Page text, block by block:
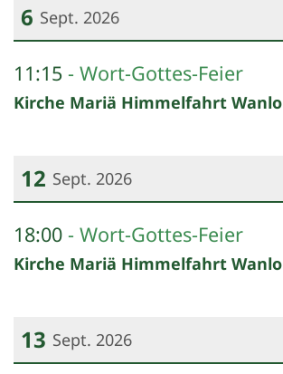
6 Sept. 2026
11:15 Wort-Gottes-Feier
Kirche Mariä Himmelfahrt Wanlo
12 Sept. 2026
18:00 Wort-Gottes-Feier
Kirche Mariä Himmelfahrt Wanlo
13 Sept. 2026